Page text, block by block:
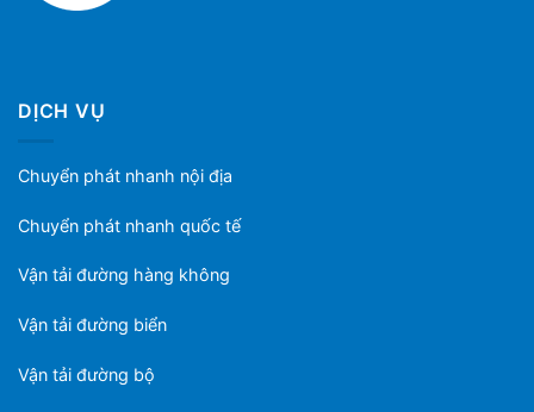
DỊCH VỤ
Chuyển phát nhanh nội địa
Chuyển phát nhanh quốc tế
Vận tải đường hàng không
Vận tải đường biển
Vận tải đường bộ